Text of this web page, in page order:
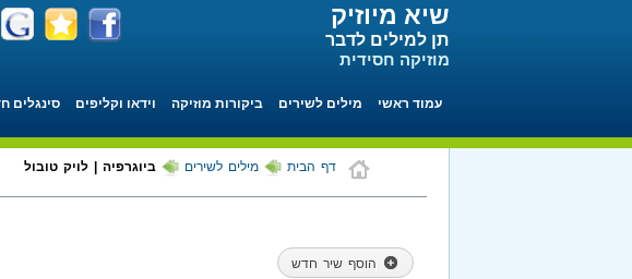
שיא מיוזיק
תן למילים לדבר
מוזיקה חסידית
עמוד ראשי מילים לשירים ביקורות מוזיקה וידאו וקליפים סינגלים
דף הבית מילים לשירים ביוגרפיה | לויק טובול
הוסף שיר חדש